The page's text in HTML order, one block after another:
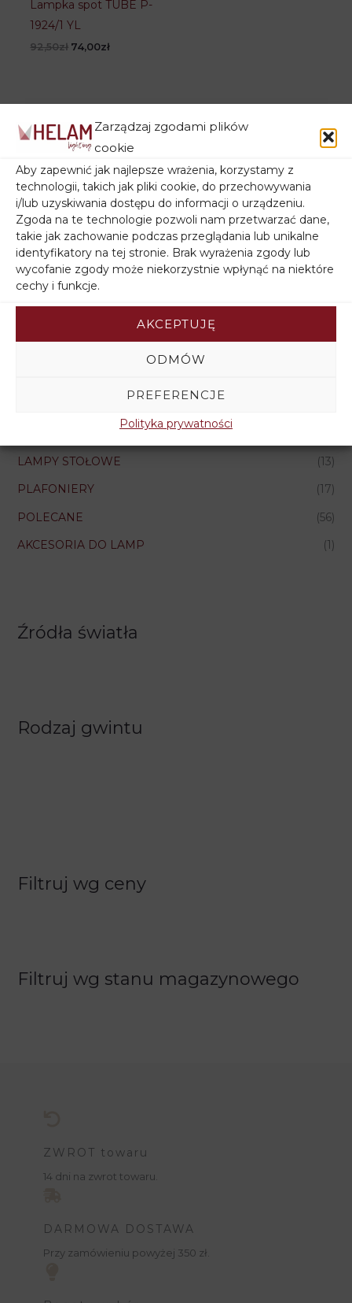
Zarządzaj zgodami plików
cookie
Aby zapewnić jak najlepsze wrażenia, korzystamy z
technologii, takich jak pliki cookie, do przechowywania
i/lub uzyskiwania dostępu do informacji o urządzeniu.
Zgoda na te technologie pozwoli nam przetwarzać dane,
takie jak zachowanie podczas przeglądania lub unikalne
identyfikatory na tej stronie. Brak wyrażenia zgody lub
wycofanie zgody może niekorzystnie wpłynąć na niektóre
cechy i funkcje.
AKCEPTUJĘ
ODMÓW
PREFERENCJE
Polityka prywatności
Kategorie
LAMPY POKOJOWE
(221)
LAMPY KUCHENNE
LAMPY STOŁOWE
(13)
PLAFONIERY
(17)
POLECANE
(56)
AKCESORIA DO LAMP
(1)
Źródła światła
Rodzaj gwintu
Filtruj wg ceny
Filtruj wg stanu magazynowego
Lampka spot TUBE P-
1924/1 YL
92,50zł Pierwotna
74,00złAktualna
ZWROT towaru
14 dni na zwrot towaru.
DARMOWA DOSTAWA
Przy zamówieniu powyżej 350 zł.